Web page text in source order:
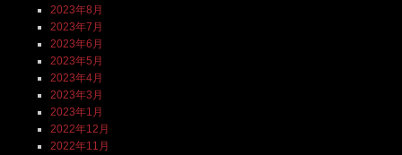
2023年8月
2023年7月
2023年6月
2023年5月
2023年4月
2023年3月
2023年1月
2022年12月
2022年11月